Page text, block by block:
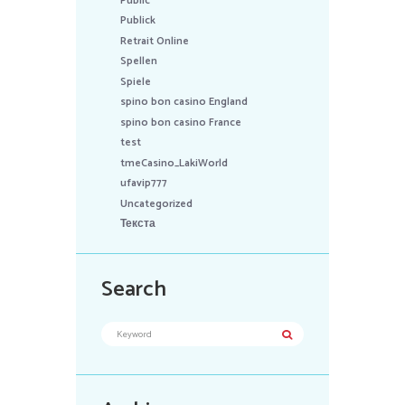
Publick
Retrait Online
Spellen
Spiele
spino bon casino England
spino bon casino France
test
tmeCasino_LakiWorld
ufavip777
Uncategorized
Текста
Search